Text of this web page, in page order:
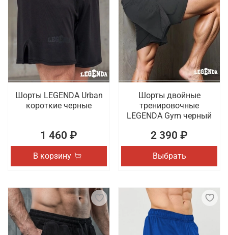
Шорты LEGENDA Urban
короткие черные
1 460 ₽
В корзину
Шорты двойные
тренировочные
LEGENDA Gym черный
2 390 ₽
Выбрать